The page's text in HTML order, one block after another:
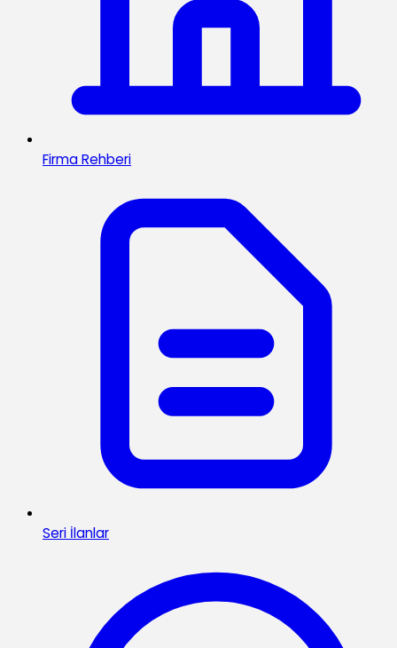
Firma Rehberi
Seri İlanlar